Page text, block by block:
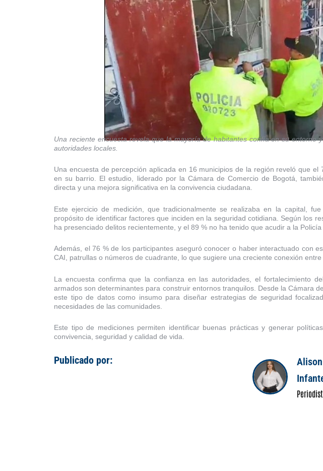
Una reciente encuesta revela que la mayoría de habitantes confía en su entorno
autoridades locales.
Una encuesta de percepción aplicada en 16 municipios de la región reveló que el
en su barrio. El estudio, liderado por la Cámara de Comercio de Bogotá,
directa y una mejora significativa en la convivencia ciudadana.
Este ejercicio de medición, que tradicionalmente se realizaba en la capital,
propósito de identificar factores que inciden en la seguridad cotidiana. Según los
ha presenciado delitos recientemente, y el 89 % no ha tenido que acudir a la Policía
Además, el 76 % de los participantes aseguró conocer o haber interactuado con
CAI, patrullas o números de cuadrante, lo que sugiere una creciente conexión
La encuesta confirma que la confianza en las autoridades, el fortalecimiento
armados son determinantes para construir entornos tranquilos. Desde la Cámara
este tipo de datos como insumo para diseñar estrategias de seguridad
necesidades de las comunidades.
Este tipo de mediciones permiten identificar buenas prácticas y generar
convivencia, seguridad y calidad de vida.
Publicado por:
Alison